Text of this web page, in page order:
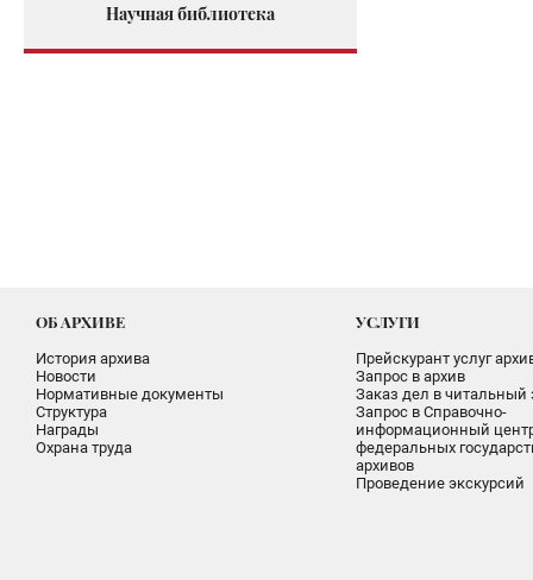
Научная библиотека
ОБ АРХИВЕ
История архива
Новости
Нормативные документы
Структура
Награды
Охрана труда
УСЛУГИ
Прейскурант услуг
Запрос в архив
Заказ дел в читальный
Запрос в Справочно-
информационный
федеральных
архивов
Проведение экскурсий